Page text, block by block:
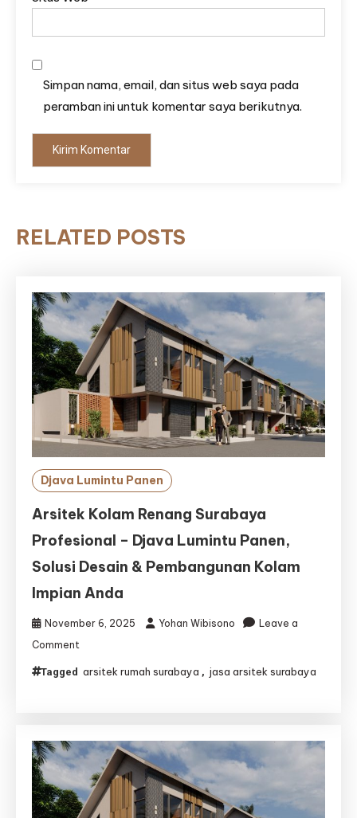
Simpan nama, email, dan situs web saya pada
peramban ini untuk komentar saya berikutnya.
RELATED POSTS
Djava Lumintu Panen
Arsitek Kolam Renang Surabaya
Profesional – Djava Lumintu Panen,
Solusi Desain & Pembangunan Kolam
Impian Anda
November 6, 2025 Yohan Wibisono
Leave a
Comment
Kolam
–
Djava
Lumintu
Panen,
Solusi
Tagged arsitek rumah surabaya , jasa arsitek surabaya